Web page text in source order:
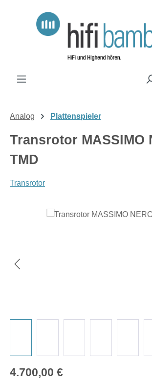
Zum Hauptinhalt springen
Analog Plattenspieler
Transrotor MASSIMO
TMD
Transrotor
Bildergalerie überspringen
Regulärer Preis:
4.700,00 €